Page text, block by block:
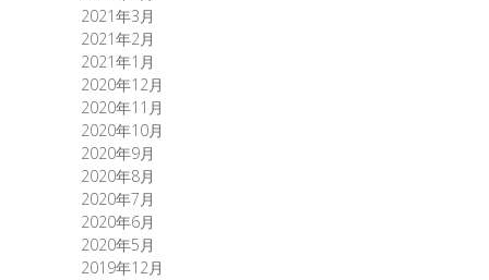
2021年3月
2021年2月
2021年1月
2020年12月
2020年11月
2020年10月
2020年9月
2020年8月
2020年7月
2020年6月
2020年5月
2019年12月